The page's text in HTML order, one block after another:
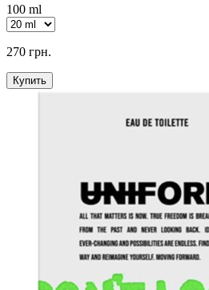
100 ml
270 грн.
Купить